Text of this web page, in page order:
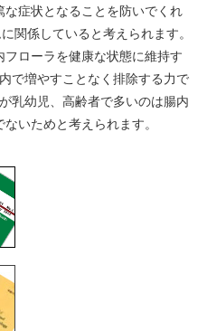
症状となることを防いでくれ
関係していると考えられます。
ローラを健康な状態に維持す
で増やすことなく排除する力で
乳幼児、高齢者で多いのは腸内
いためと考えられます。